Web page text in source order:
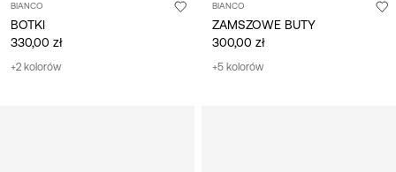
BIANCO
BOTKI
330,00 zł
+2 kolorów
BIANCO
ZAMSZOWE BUTY
300,00 zł
+5 kolorów